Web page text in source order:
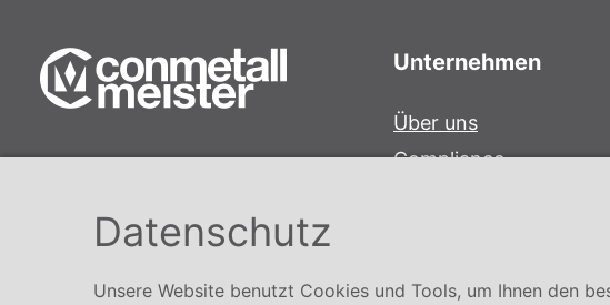
+49 5141-180
www.conmetallmeister.de
Unternehmen
Über uns
Compliance
Datenschutz
Unsere Website benutzt Cookies und Tools, um Ihnen den